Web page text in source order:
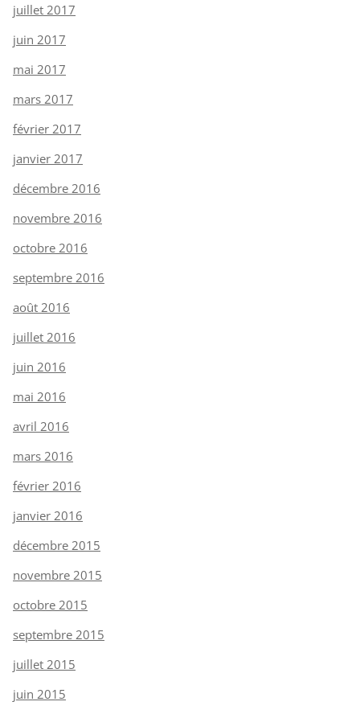
juillet 2017
juin 2017
mai 2017
mars 2017
février 2017
janvier 2017
décembre 2016
novembre 2016
octobre 2016
septembre 2016
août 2016
juillet 2016
juin 2016
mai 2016
avril 2016
mars 2016
février 2016
janvier 2016
décembre 2015
novembre 2015
octobre 2015
septembre 2015
juillet 2015
juin 2015